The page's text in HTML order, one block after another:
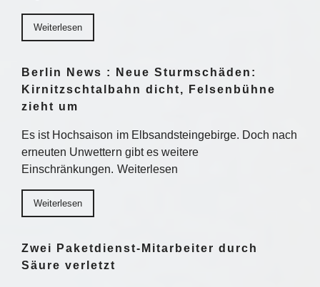
Weiterlesen
Berlin News : Neue Sturmschäden:
Kirnitzschtalbahn dicht, Felsenbühne
zieht um
Es ist Hochsaison im Elbsandsteingebirge. Doch nach
erneuten Unwettern gibt es weitere
Einschränkungen. Weiterlesen
Weiterlesen
Zwei Paketdienst-Mitarbeiter durch
Säure verletzt